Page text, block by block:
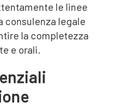
le linee
consulenza legale
la completezza
e orali.